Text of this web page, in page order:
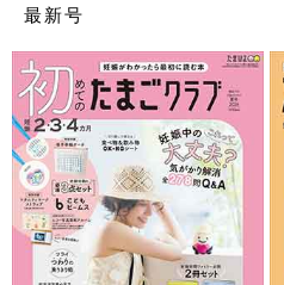
最新号